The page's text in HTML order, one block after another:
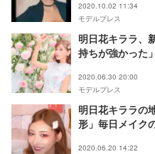
2020.10.02 11:34
モデルプレス
明日花キララ、
持ちが強かった
2020.06.30 20:00
モデルプレス
明日花キララの
形」毎日メイク
2020.06.20 14:22